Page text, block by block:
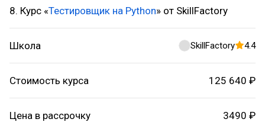
8. Курс «Тестировщик на Python» от SkillFactory
Школа SkillFactory 4.4
Стоимость курса 125 640 ₽
Цена в рассрочку 3490 ₽